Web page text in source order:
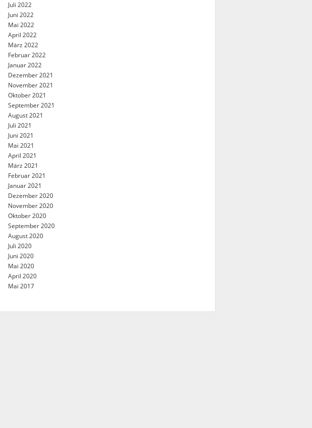
Juli 2022
Juni 2022
Mai 2022
April 2022
März 2022
Februar 2022
Januar 2022
Dezember 2021
November 2021
Oktober 2021
September 2021
August 2021
Juli 2021
Juni 2021
Mai 2021
April 2021
März 2021
Februar 2021
Januar 2021
Dezember 2020
November 2020
Oktober 2020
September 2020
August 2020
Juli 2020
Juni 2020
Mai 2020
April 2020
Mai 2017